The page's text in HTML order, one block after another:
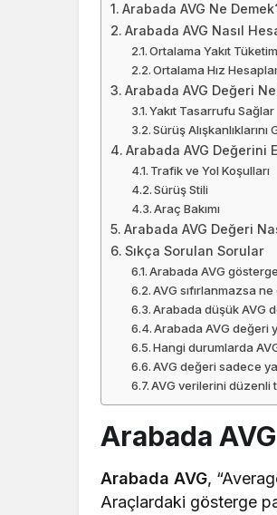
Arabada AVG Ne
Arabada AVG Nasıl
Ortalama Yakıt
Ortalama Hız
Arabada AVG Değeri
Yakıt Tasarrufu Sağlar
Sürüş Alışkanlıklarını
Arabada AVG Değerini
Trafik ve Yol Koşulları
Sürüş Stili
Araç Bakımı
Arabada AVG Değeri
Sıkça Sorulan Sorular
Arabada AVG
AVG sıfırlanmazsa ne
Arabada düşük AVG
Arabada AVG değeri
Hangi durumlarda
AVG değeri sadece
AVG verilerini düzenli
Arabada
Arabada AVG,
Araçlardaki gösterge